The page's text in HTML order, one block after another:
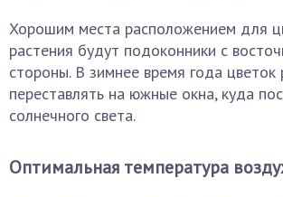
Хорошим места расположением для
растения будут подоконники с
стороны. В зимнее время года
переставлять на южные окна, куда
солнечного света.
Оптимальная температура